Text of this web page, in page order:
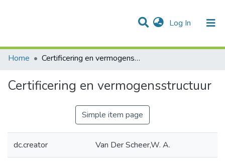
Log In (current)
Communities & Collections
Statistics
All of DSpace
Home
Certificering en vermogensstructuur
Certificering en vermogensstructuur
Simple item page
dc.creator Van Der Scheer,W. A.